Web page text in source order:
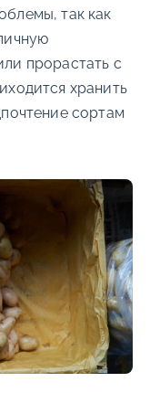
так как
прорастать с
хранить
сортам